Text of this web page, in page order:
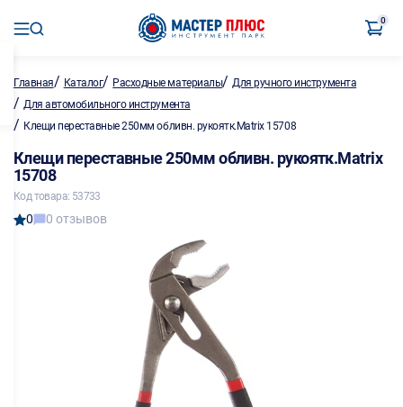
0
Главная/ Каталог/ Расходные материалы/Для ручного инструмента
/ Для автомобильного инструмента
/ Клещи переставные 250мм обливн. рукоятк.Matrix 15708
Клещи переставные 250мм обливн. рукоятк.Matrix
15708
Код товара: 53733
0 0 отзывов